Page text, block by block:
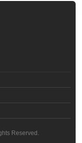
Reserved.